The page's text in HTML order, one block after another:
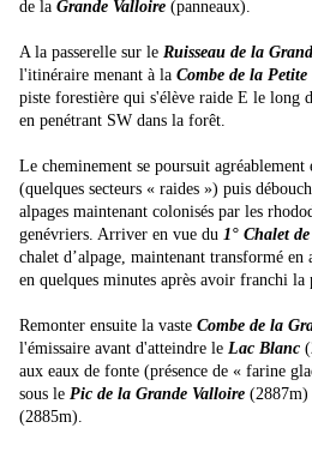
de la Grande Valloire (panneaux).
A la passerelle sur le Ruisseau de la
l'itinéraire menant à la Combe de la
piste forestière qui s'élève raide E le long
en penétrant SW dans la forêt.
Le cheminement se poursuit agréablement
(quelques secteurs « raides ») puis
alpages maintenant colonisés par les
genévriers. Arriver en vue du 1° Chalet de
chalet d’alpage, maintenant transformé
en quelques minutes après avoir franchi la
Remonter ensuite la vaste Combe de la
l'émissaire avant d'atteindre le Lac Blanc
aux eaux de fonte (présence de « farine
sous le Pic de la Grande Valloire (2887m)
(2885m).